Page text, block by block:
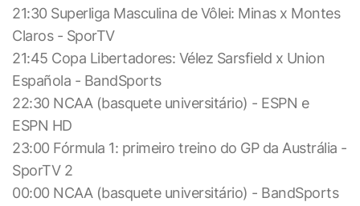
21:30 Superliga Masculina de Vôlei: Minas x Montes
Claros - SporTV
21:45 Copa Libertadores: Vélez Sarsfield x Union
Española - BandSports
22:30 NCAA (basquete universitário) - ESPN e
ESPN HD
23:00 Fórmula 1: primeiro treino do GP da Austrália -
SporTV 2
00:00 NCAA (basquete universitário) - BandSports